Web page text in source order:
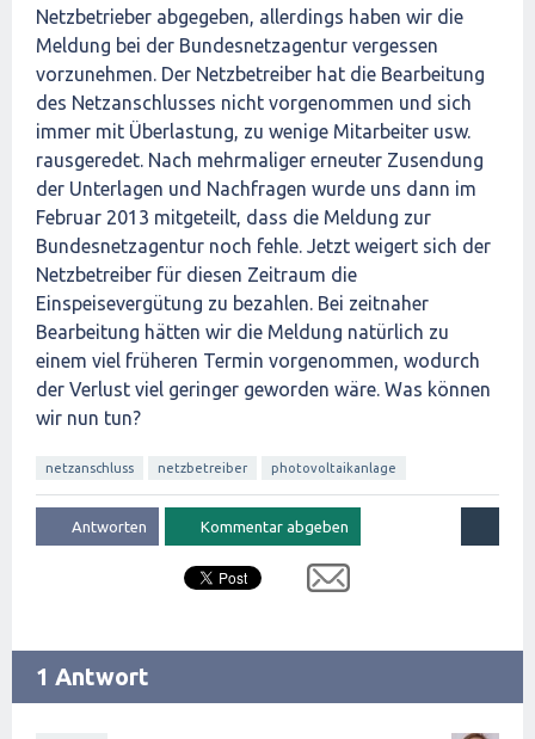
Netzbetrieber abgegeben, allerdings haben wir die
Meldung bei der Bundesnetzagentur vergessen
vorzunehmen. Der Netzbetreiber hat die Bearbeitung
des Netzanschlusses nicht vorgenommen und sich
immer mit Überlastung, zu wenige Mitarbeiter usw.
rausgeredet. Nach mehrmaliger erneuter Zusendung
der Unterlagen und Nachfragen wurde uns dann im
Februar 2013 mitgeteilt, dass die Meldung zur
Bundesnetzagentur noch fehle. Jetzt weigert sich der
Netzbetreiber für diesen Zeitraum die
Einspeisevergütung zu bezahlen. Bei zeitnaher
Bearbeitung hätten wir die Meldung natürlich zu
einem viel früheren Termin vorgenommen, wodurch
der Verlust viel geringer geworden wäre. Was können
wir nun tun?
netzanschluss netzbetreiber photovoltaikanlage
1 Antwort